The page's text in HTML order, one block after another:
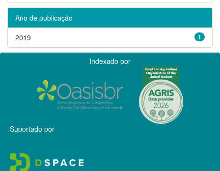
Ano de publicação
1
2019
Indexado por
Suportado por